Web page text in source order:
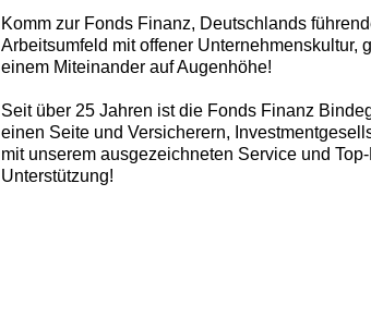
Komm zur Fonds Finanz, Deutschlands
Arbeitsumfeld mit offener Unternehmenskultur,
einem Miteinander auf Augenhöhe!
Seit über 25 Jahren ist die Fonds Finanz
einen Seite und Versicherern,
mit unserem ausgezeichneten Service und
Unterstützung!